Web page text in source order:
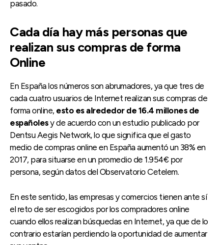
pasado.
Cada día hay más personas que
realizan sus compras de forma
Online
En España los números son abrumadores, ya que tres de
cada cuatro usuarios de Internet realizan sus compras de
forma online, esto es alrededor de 16.4 millones de
españolesy de acuerdo con un estudio publicado por
Dentsu Aegis Network, lo que significa que el gasto
medio de compras online en España aumentó un 38% en
2017, para situarse en un promedio de 1.954€ por
persona, según datos del Observatorio Cetelem.
En este sentido, las empresas y comercios tienen ante sí
el reto de ser escogidos por los compradores online
cuando ellos realizan búsquedas en Internet, ya que de lo
contrario estarían perdiendo la oportunidad de aumentar